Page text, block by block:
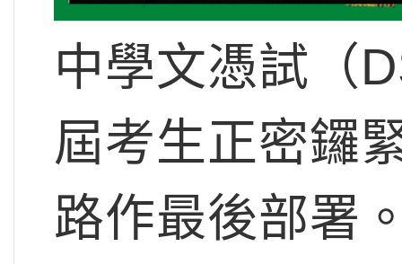
中學文憑試（
屆考生正密鑼
路作最後部署